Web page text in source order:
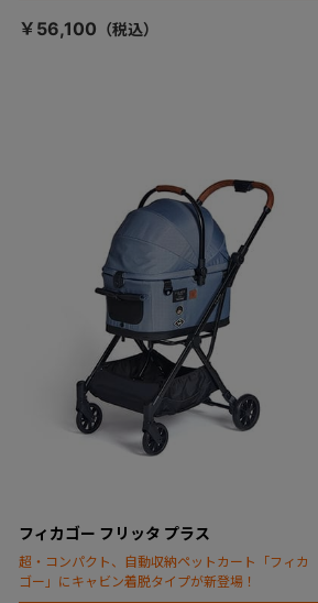
￥56,100
フィカゴー フリッタ プラス
超・コンパクト、自動収納ペットカート「フィカ
ゴー」にキャビン着脱タイプが新登場！